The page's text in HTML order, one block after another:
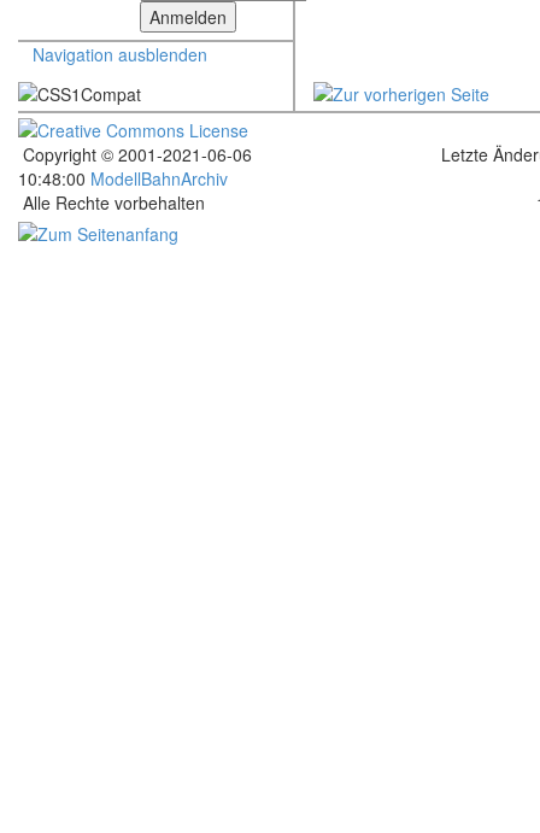
Navigation ausblenden
Copyright © 2001-2021-06-06
10:48:00 ModellBahnArchiv
Letzte
Alle Rechte vorbehalten